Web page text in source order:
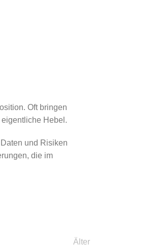
Oft bringen
Hebel.
und Risiken
die im
Älter